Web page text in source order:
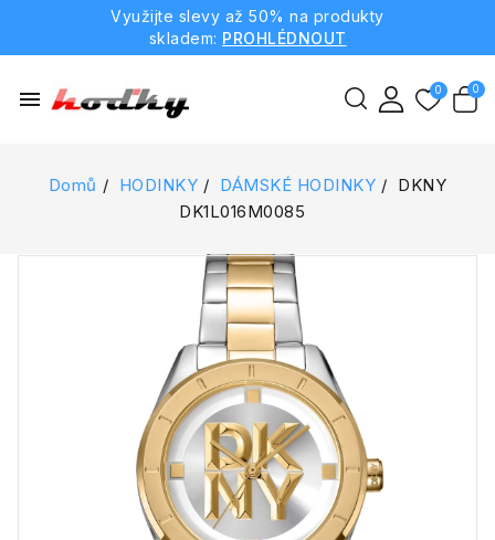
Využijte slevy až 50% na produkty
skladem: PROHLÉDNOUT
menu
Domů HODINKY DÁMSKÉ HODINKY
DKNY
DK1L016M0085